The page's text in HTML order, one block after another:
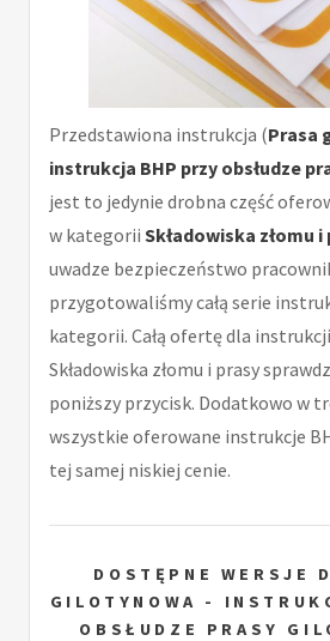
Przedstawiona instrukcja (Prasa
instrukcja BHP przy obsłudze
jest to jedynie drobna część
w kategorii Składowiska złomu i
uwadze bezpieczeństwo
przygotowaliśmy całą serie
kategorii. Całą ofertę dla
Składowiska złomu i prasy
poniższy przycisk. Dodatkowo w
wszystkie oferowane instrukcje
tej samej niskiej cenie.
DOSTĘPNE WERSJE
GILOTYNOWA -
OBSŁUDZE PRASY